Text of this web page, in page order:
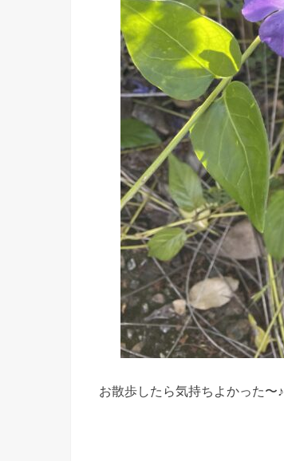
お散歩したら気持ちよかった〜♪